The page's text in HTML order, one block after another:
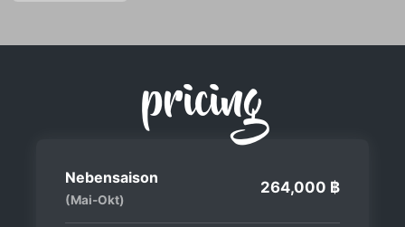
pricing
Nebensaison
(Mai-Okt)
264,000 ฿